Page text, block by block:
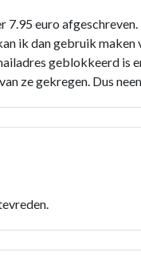
euro
dan gebruik maken
geblokkeerd is
ze gekregen. Dus